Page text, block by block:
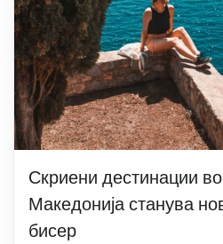
Скриени дестинации
Македонија станува
бисер